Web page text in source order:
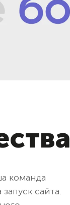
команда
сайта.